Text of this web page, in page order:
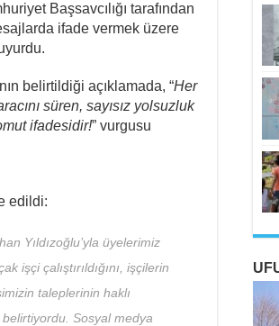
Başsavcılığı tarafından
ifade vermek üzere
belirtildiği açıklamada, “Her
süren, sayısız yolsuzluk
ifadesidir!” vurgusu
edildi:
Yıldızoğlu’yla üyelerimiz
işçi çalıştırıldığını, işçilerin
taleplerinin haklı
belirtiyordu. Sosyal medya